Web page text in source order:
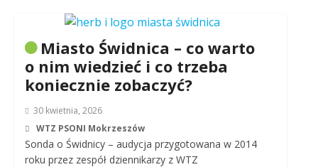
Miasto Świdnica – co warto
o nim wiedzieć i co trzeba
koniecznie zobaczyć?
30 kwietnia, 2026
WTZ PSONI Mokrzeszów
Sonda o Świdnicy – audycja przygotowana w 2014
roku przez zespół dziennikarzy z WTZ